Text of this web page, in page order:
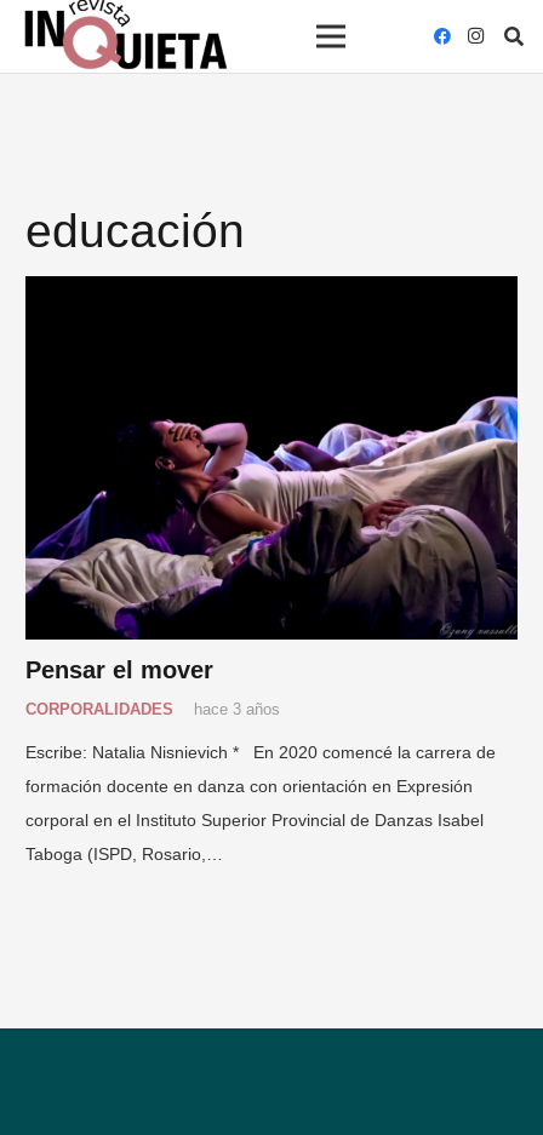
educación
Pensar el mover
CORPORALIDADES hace 3 años
Escribe: Natalia Nisnievich * En 2020 comencé la carrera de
formación docente en danza con orientación en Expresión
corporal en el Instituto Superior Provincial de Danzas Isabel
Taboga (ISPD, Rosario,…